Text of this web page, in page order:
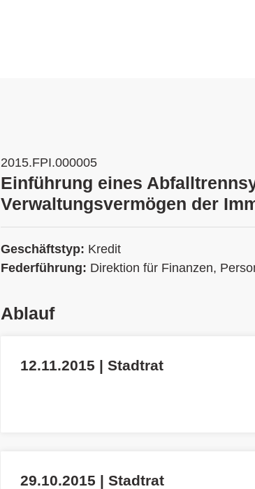
2015.FPI.000005
Einführung eines
Verwaltungsvermögen der
Geschäftstyp: Kredit
Federführung: Direktion für Finanzen,
Ablauf
12.11.2015 | Stadtrat
29.10.2015 | Stadtrat